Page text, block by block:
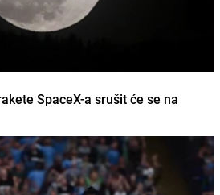
SpaceX-a srušit će se na